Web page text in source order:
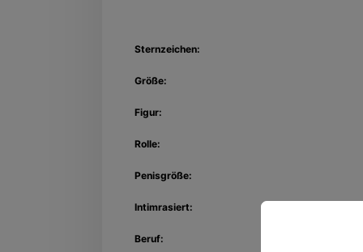
Sternzeichen:
Größe:
Figur:
Rolle:
Penisgröße:
Intimrasiert:
Beruf: